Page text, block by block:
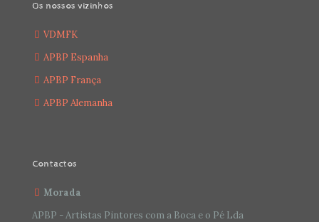
Os nossos vizinhos
VDMFK
APBP Espanha
APBP França
APBP Alemanha
Contactos
Morada
APBP - Artistas Pintores com a Boca e o Pé Lda